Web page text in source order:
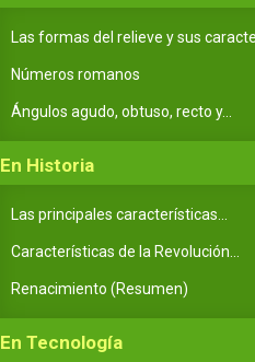
Las formas del relieve y sus
Números romanos
Ángulos agudo, obtuso, recto y...
En Historia
Las principales características...
Características de la Revolución...
Renacimiento (Resumen)
En Tecnología